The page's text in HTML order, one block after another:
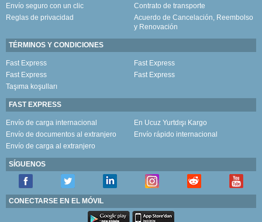
Envío seguro con un clic
Contrato de transporte
Reglas de privacidad
Acuerdo de Cancelación, Reembolso
y Renovación
TÉRMINOS Y CONDICIONES
Fast Express
Fast Express
Fast Express
Fast Express
Taşıma koşulları
FAST EXPRESS
Envío de carga internacional
En Ucuz Yurtdışı Kargo
Envío de documentos al extranjero
Envío rápido internacional
Envío de carga al extranjero
SÍGUENOS
CONECTARSE EN EL MÓVIL